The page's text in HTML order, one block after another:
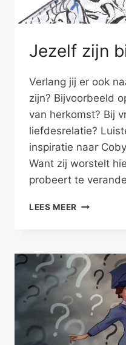
Jezelf zijn
Verlang jij er ook
zijn? Bijvoorbeeld
van herkomst? Bij
liefdesrelatie?
inspiratie naar
Want zij worstelt
probeert te
LEES MEER JEZELF
ANDER